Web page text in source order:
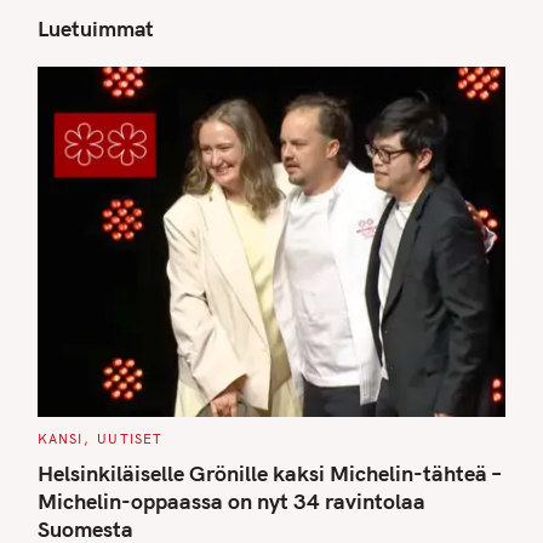
Luetuimmat
C
T
E
G
O
R
I
KANSI UUTISET
Helsinkiläiselle Grönille kaksi Michelin-tähteä –
Michelin-oppaassa on nyt 34 ravintolaa
Suomesta
S
e
a